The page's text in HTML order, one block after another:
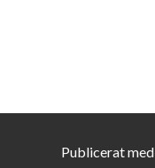
Publicerat med